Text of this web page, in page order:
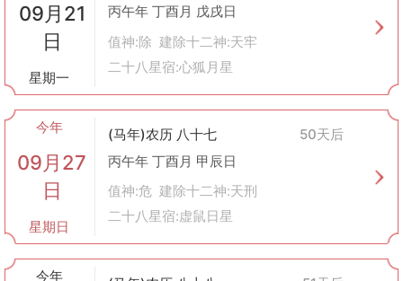
09月21
日
星期一
丙午年 丁酉月 戊戌日
值神:除 建除十二神:天牢
二十八星宿:心狐月星
今年
09月27
日
星期日
(马年)农历 八十七
50天后
丙午年 丁酉月 甲辰日
值神:危 建除十二神:天刑
二十八星宿:虚鼠日星
今年